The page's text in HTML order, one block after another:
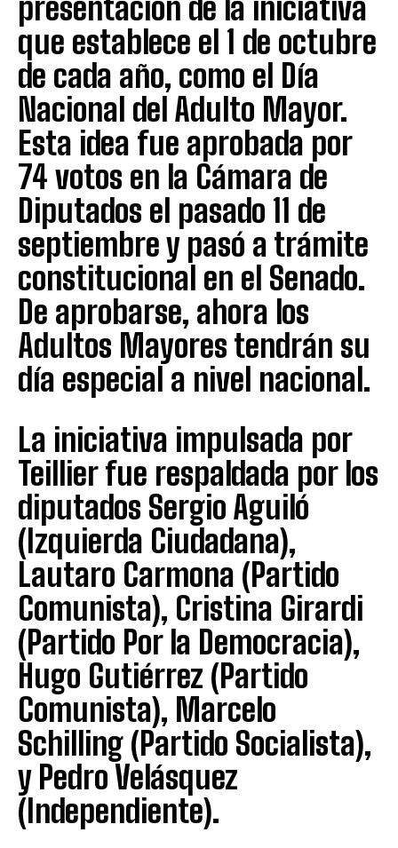
presentación de la iniciativa
que establece el 1 de octubre
de cada año, como el Día
Nacional del Adulto Mayor.
Esta idea fue aprobada por
74 votos en la Cámara de
Diputados el pasado 11 de
septiembre y pasó a trámite
constitucional en el Senado.
De aprobarse, ahora los
Adultos Mayores tendrán su
día especial a nivel nacional.
La iniciativa impulsada por
Teillier fue respaldada por los
diputados Sergio Aguiló
(Izquierda Ciudadana),
Lautaro Carmona (Partido
Comunista), Cristina Girardi
(Partido Por la Democracia),
Hugo Gutiérrez (Partido
Comunista), Marcelo
Schilling (Partido Socialista),
y Pedro Velásquez
(Independiente).